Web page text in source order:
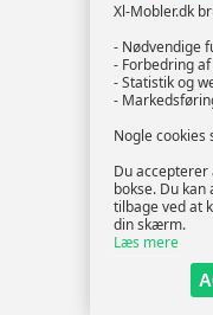
Xl-Mobler.dk
- Nødvendige
- Forbedring
- Statistik og
-
Nogle
Du
bokse. Du
tilbage ved at
din skærm.
Læs mere